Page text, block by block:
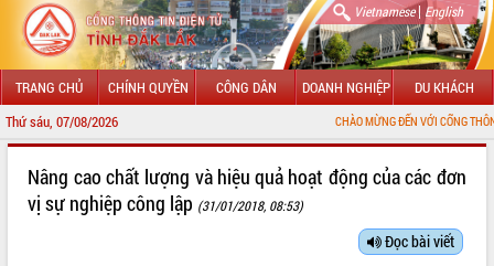
Vietnamese| English
TRANG CHỦ CHÍNH QUYỀN CÔNG DÂN DOANH NGHIỆP DU KHÁCH
Thứ sáu, 07/08/2026 CHÀO MỪNG ĐẾN VỚI CỔNG THÔNG TIN ĐIỆN TỬ
LÃNH ĐẠO UBND TỈNH
Nâng cao chất lượng và hiệu quả hoạt động của các đơn
vị sự nghiệp công lập (31/01/2018, 08:53)
Đọc bài viết